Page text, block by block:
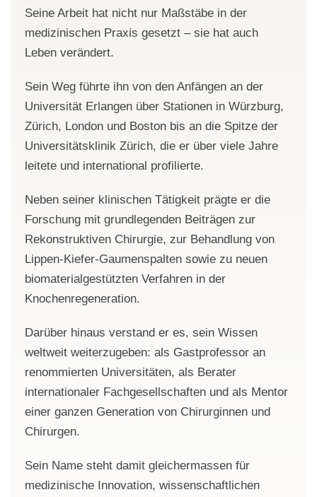
Seine Arbeit hat nicht nur Maßstäbe in der
medizinischen Praxis gesetzt – sie hat auch
Leben verändert.
Sein Weg führte ihn von den Anfängen an der
Universität Erlangen über Stationen in Würzburg,
Zürich, London und Boston bis an die Spitze der
Universitätsklinik Zürich, die er über viele Jahre
leitete und international profilierte.
Neben seiner klinischen Tätigkeit prägte er die
Forschung mit grundlegenden Beiträgen zur
Rekonstruktiven Chirurgie, zur Behandlung von
Lippen-Kiefer-Gaumenspalten sowie zu neuen
biomaterialgestützten Verfahren in der
Knochenregeneration.
Darüber hinaus verstand er es, sein Wissen
weltweit weiterzugeben: als Gastprofessor an
renommierten Universitäten, als Berater
internationaler Fachgesellschaften und als Mentor
einer ganzen Generation von Chirurginnen und
Chirurgen.
Sein Name steht damit gleichermassen für
medizinische Innovation, wissenschaftlichen